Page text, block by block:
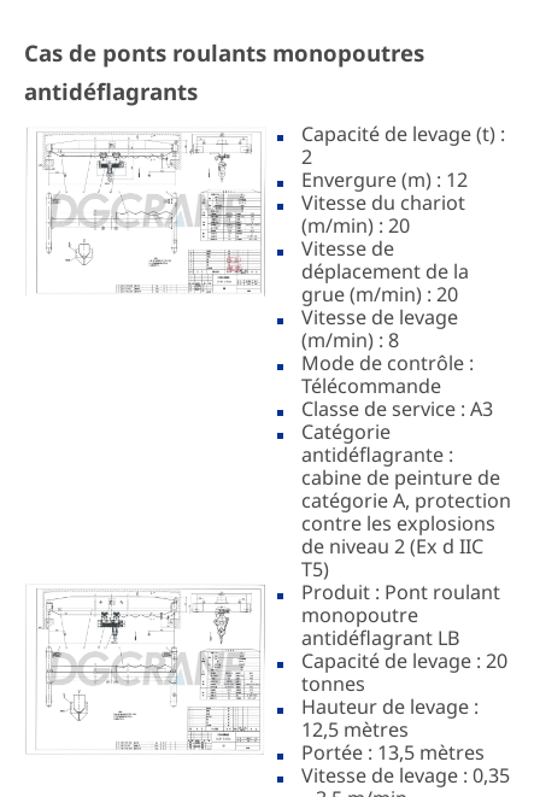
Cas de ponts roulants monopoutres
antidéflagrants
Capacité de levage (t) :
2
Envergure (m) : 12
Vitesse du chariot
(m/min) : 20
Vitesse de
déplacement de la
grue (m/min) : 20
Vitesse de levage
(m/min) : 8
Mode de contrôle :
Télécommande
Classe de service : A3
Catégorie
antidéflagrante :
cabine de peinture de
catégorie A, protection
contre les explosions
de niveau 2 (Ex d IIC
T5)
Produit : Pont roulant
monopoutre
antidéflagrant LB
Capacité de levage : 20
tonnes
Hauteur de levage :
12,5 mètres
Portée : 13,5 mètres
Vitesse de levage : 0,35